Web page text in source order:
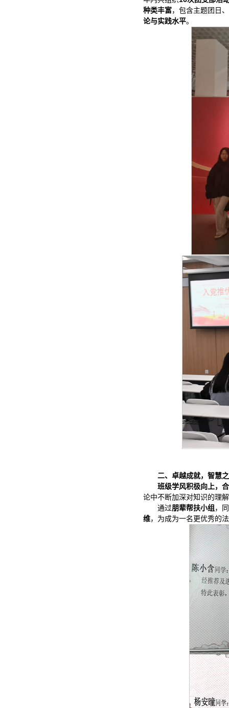
种类丰富，包含主题团日
论与实践水平。
二、卓越成就，智慧
班级学风积极向上，
论中不断加深对知识的理
通过朋辈帮扶小组 ，
维，为成为一名更优秀的